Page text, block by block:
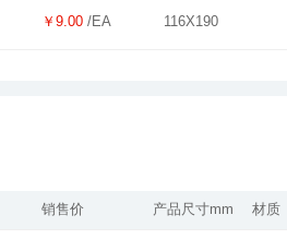
￥9.00 /EA 116X190
销售价 产品尺寸mm 材质